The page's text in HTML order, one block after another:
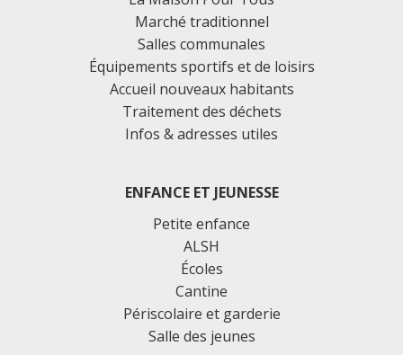
Marché traditionnel
Salles communales
Équipements sportifs et de loisirs
Accueil nouveaux habitants
Traitement des déchets
Infos & adresses utiles
ENFANCE ET JEUNESSE
Petite enfance
ALSH
Écoles
Cantine
Périscolaire et garderie
Salle des jeunes